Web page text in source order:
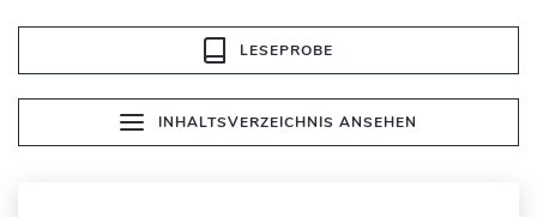
LESEPROBE
INHALTSVERZEICHNIS ANSEHEN